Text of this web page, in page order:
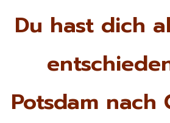
Du hast dich
Potsdam nach